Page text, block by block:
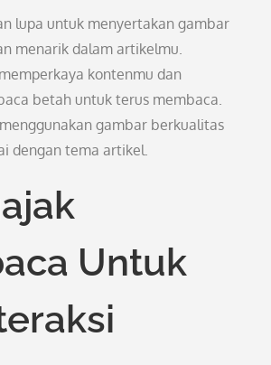
lupa untuk menyertakan gambar
menarik dalam artikelmu.
kontenmu dan
betah untuk terus membaca.
gambar berkualitas
dengan tema artikel.
Untuk